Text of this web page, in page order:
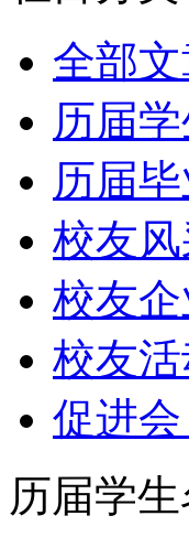
全部文
历届学
历届毕
校友风
校友企
校友活
促进会
历届学